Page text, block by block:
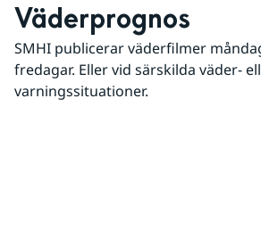
Väderprognos
SMHI publicerar väderfilmer
fredagar. Eller vid särskilda väder-
varningssituationer.